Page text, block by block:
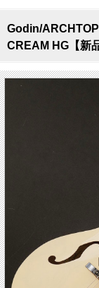
Godin/
CREAM HG【新